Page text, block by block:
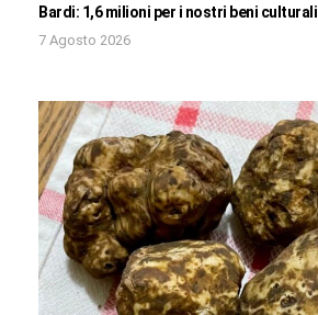
Bardi: 1,6 milioni per i nostri beni culturali
7 Agosto 2026